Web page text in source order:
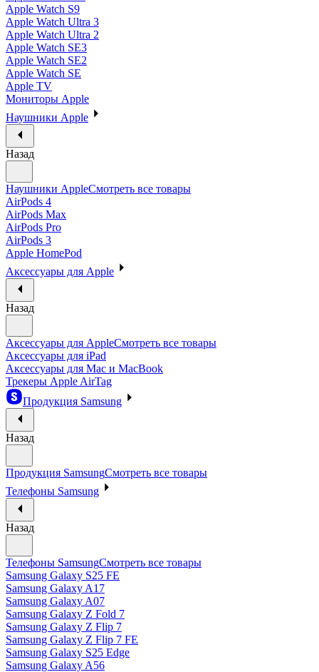
Apple Watch S9
Apple Watch Ultra 3
Apple Watch Ultra 2
Apple Watch SE3
Apple Watch SE2
Apple Watch SE
Apple TV
Мониторы Apple
Наушники Apple
Назад
Наушники AppleСмотреть все товары
AirPods 4
AirPods Max
AirPods Pro
AirPods 3
Apple HomePod
Аксессуары для Apple
Назад
Аксессуары для AppleСмотреть все товары
Аксессуары для iPad
Аксессуары для Mac и MacBook
Трекеры Apple AirTag
Продукция Samsung
Назад
Продукция SamsungСмотреть все товары
Телефоны Samsung
Назад
Телефоны SamsungСмотреть все товары
Samsung Galaxy S25 FE
Samsung Galaxy A17
Samsung Galaxy A07
Samsung Galaxy Z Fold 7
Samsung Galaxy Z Flip 7
Samsung Galaxy Z Flip 7 FE
Samsung Galaxy S25 Edge
Samsung Galaxy A56